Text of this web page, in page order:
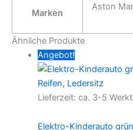
Marken
Aston
Ähnliche Produkte
Angebot!
Lieferzeit: ca. 3-5
Elektro-Kinderauto